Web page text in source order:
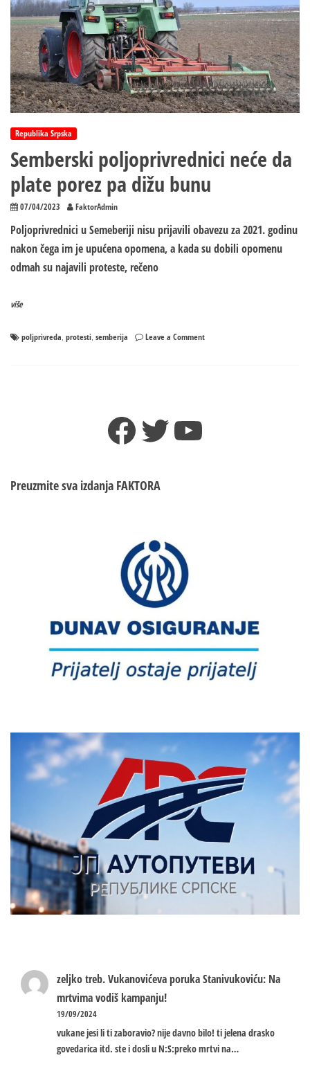
Republika Srpska
Semberski poljoprivrednici neće da
plate porez pa dižu bunu
07/04/2023 FaktorAdmin
Poljoprivrednici u Semeberiji nisu prijavili obavezu za 2021. godinu
nakon čega im je upućena opomena, a kada su dobili opomenu
odmah su najavili proteste, rečeno
više
poljprivreda, protesti, semberija Leave a Commenton
Facebook
TwitterYouTube
Preuzmite sva izdanja FAKTORA
zeljko treb.Vukanovićeva poruka Stanivukoviću: Na
mrtvima vodiš kampanju!
19/09/2024
vukane jesi li ti zaboravio? nije davno bilo! ti jelena drasko
govedarica itd. ste i dosli u N:S:preko mrtvi na…